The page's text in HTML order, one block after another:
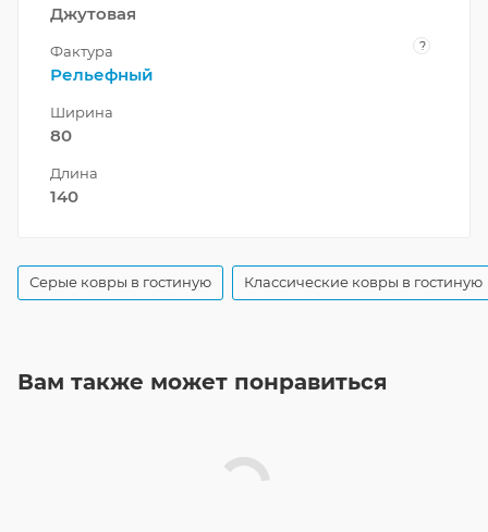
Джутовая
Фактура ?
Рельефный
Ширина
80
Длина
140
Серые ковры в гостиную Классические ковры в гостиную
Вам также может понравиться